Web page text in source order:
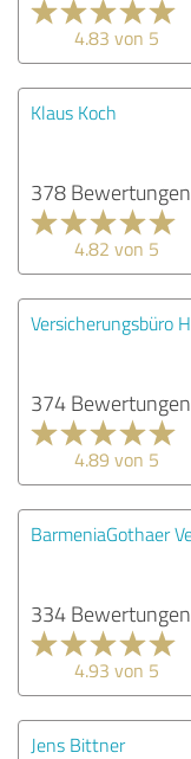
4.83 von 5
Klaus Koch
378 Bewertungen
4.82 von 5
Versicherungsbüro
374 Bewertungen
4.89 von 5
BarmeniaGothaer
334 Bewertungen
4.93 von 5
Jens Bittner